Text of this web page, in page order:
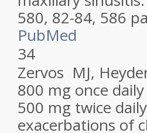
580, 82-84, 586
PubMed
34
Zervos MJ,
800 mg once
500 mg twice
exacerbations of